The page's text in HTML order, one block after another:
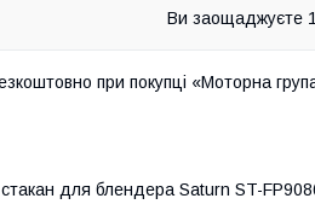
Ви заощаджуєте
при покупці «Моторна
для блендера Saturn ST-